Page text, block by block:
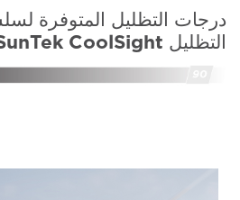
درجات التظليل المتوفرة
التظليل SunTek CoolSight™